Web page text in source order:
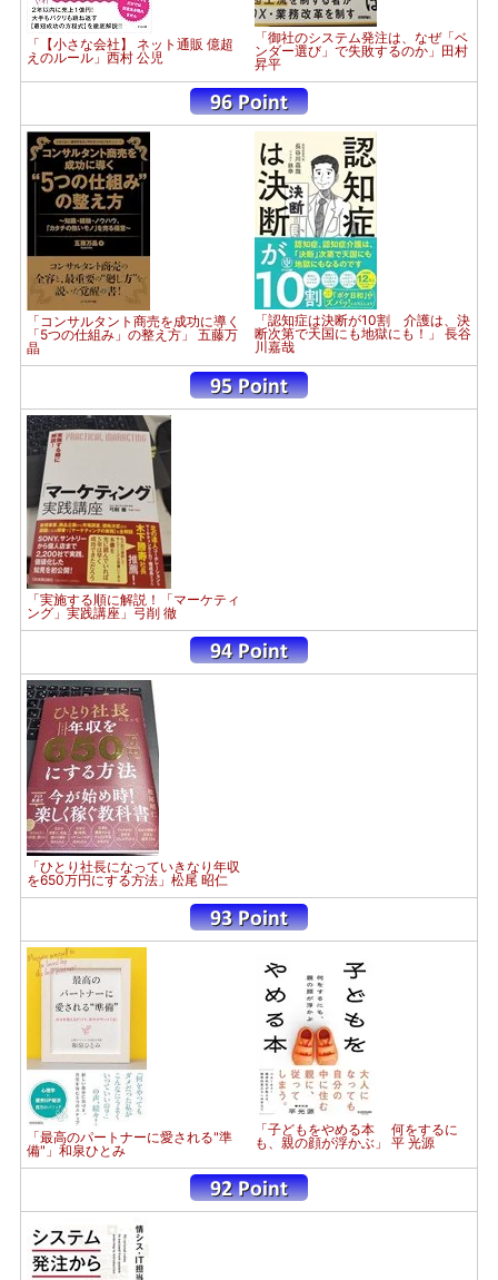
「【小さな会社】 ネット通販 億超
えのルール」西村 公児
「御社のシステム発注は、なぜ「ベ
ンダー選び」で失敗するのか」田村
昇平
「コンサルタント商売を成功に導く
「5つの仕組み」の整え方」 五藤万
晶
「認知症は決断が10割 介護は、決
断次第で天国にも地獄にも！」 長谷
川嘉哉
「実施する順に解説！「マーケティ
ング」実践講座」弓削 徹
「ひとり社長になっていきなり年収
を650万円にする方法」松尾 昭仁
「最高のパートナーに愛される"準
備"」和泉ひとみ
「子どもをやめる本 何をするに
も、親の顔が浮かぶ」 平 光源